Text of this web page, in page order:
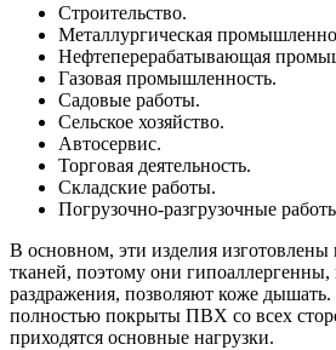
Строительство.
Металлургическая
Нефтеперерабатывающая
Газовая промышленность.
Садовые работы.
Сельское хозяйство.
Автосервис.
Торговая деятельность.
Складские работы.
Погрузочно-разгрузочные
В основном, эти изделия
тканей, поэтому они
раздражения, позволяют коже
полностью покрыты ПВХ со всех
приходятся основные нагрузки.